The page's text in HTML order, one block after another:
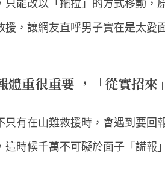
只能改以「拖拉」的方式移動，
援，讓網友直呼男子實在是太愛
體重很重要 ，「從實招來
只有在山難救援時，會遇到要回
這時候千萬不可礙於面子「謊報